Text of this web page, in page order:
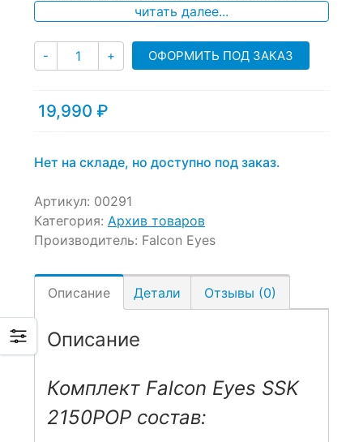
читать далее...
- Количество
+ ОФОРМИТЬ ПОД ЗАКАЗ
19,990 ₽
Нет на складе, но доступно под заказ.
Артикул: 00291
Категория: Архив товаров
Производитель: Falcon Eyes
Описание Детали Отзывы (0)
Описание
Комплект Falcon Eyes SSK
2150POP состав: